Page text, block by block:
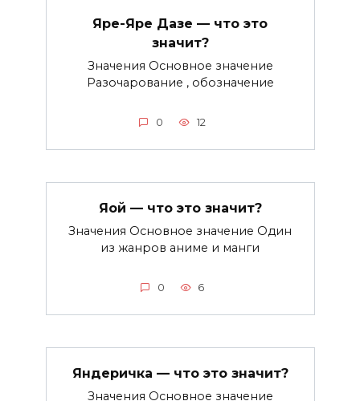
Яре-Яре Дазе — что это
значит?
Значения Основное значение
Разочарование , обозначение
0 12
Яой — что это значит?
Значения Основное значение Один
из жанров аниме и манги
0 6
Яндеричка — что это значит?
Значения Основное значение